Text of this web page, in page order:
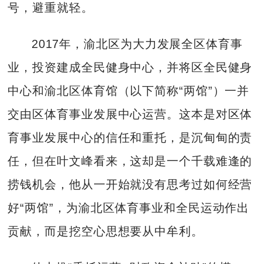
号，避重就轻。
2017年，渝北区为大力发展全区体育事
业，投资建成全民健身中心，并将区全民健身
中心和渝北区体育馆（以下简称“两馆”）一并
交由区体育事业发展中心运营。这本是对区体
育事业发展中心的信任和重托，是沉甸甸的责
任，但在叶文峰看来，这却是一个千载难逢的
捞钱机会，他从一开始就没有思考过如何经营
好“两馆”，为渝北区体育事业和全民运动作出
贡献，而是挖空心思想要从中牟利。